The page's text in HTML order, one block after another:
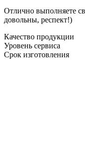
Отлично выполняете
довольны, респект!)
Качество продукции
Уровень сервиса
Срок изготовления